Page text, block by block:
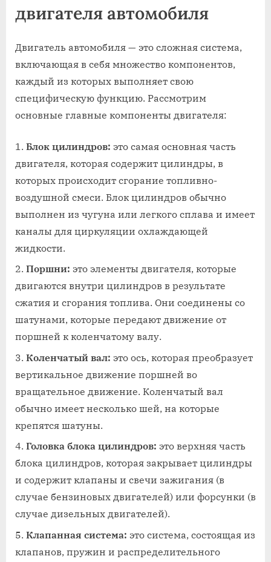
двигателя автомобиля
Двигатель автомобиля — это сложная система,
включающая в себя множество компонентов,
каждый из которых выполняет свою
специфическую функцию. Рассмотрим
основные главные компоненты двигателя:
Блок цилиндров: это самая основная часть
двигателя, которая содержит цилиндры, в
которых происходит сгорание топливно-
воздушной смеси. Блок цилиндров обычно
выполнен из чугуна или легкого сплава и имеет
каналы для циркуляции охлаждающей
жидкости.
Поршни: это элементы двигателя, которые
двигаются внутри цилиндров в результате
сжатия и сгорания топлива. Они соединены со
шатунами, которые передают движение от
поршней к коленчатому валу.
Коленчатый вал: это ось, которая преобразует
вертикальное движение поршней во
вращательное движение. Коленчатый вал
обычно имеет несколько шей, на которые
крепятся шатуны.
Головка блока цилиндров: это верхняя часть
блока цилиндров, которая закрывает цилиндры
и содержит клапаны и свечи зажигания (в
случае бензиновых двигателей) или форсунки (в
случае дизельных двигателей).
Клапанная система: это система, состоящая из
клапанов, пружин и распределительного